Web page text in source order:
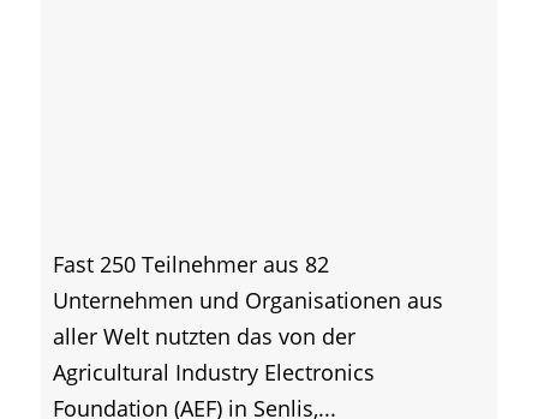
Fast 250 Teilnehmer aus 82
Unternehmen und Organisationen aus
aller Welt nutzten das von der
Agricultural Industry Electronics
Foundation (AEF) in Senlis,...